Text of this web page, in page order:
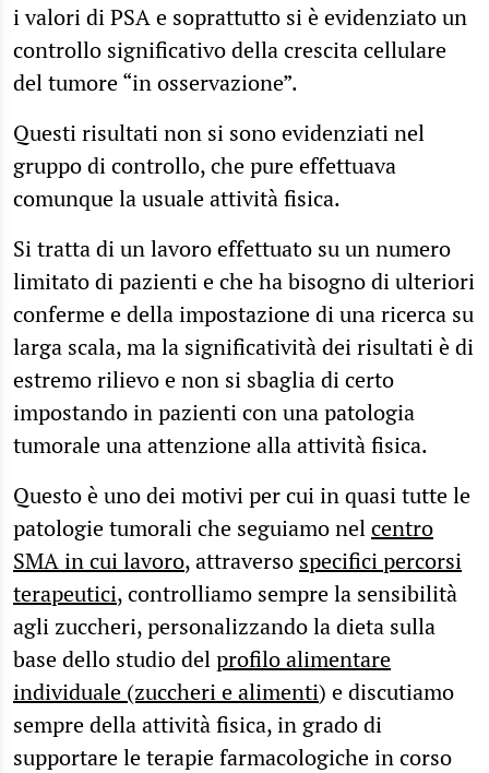
i valori di PSA e soprattutto si è evidenziato un
controllo significativo della crescita cellulare
del tumore “in osservazione”.
Questi risultati non si sono evidenziati nel
gruppo di controllo, che pure effettuava
comunque la usuale attività fisica.
Si tratta di un lavoro effettuato su un numero
limitato di pazienti e che ha bisogno di ulteriori
conferme e della impostazione di una ricerca su
larga scala, ma la significatività dei risultati è di
estremo rilievo e non si sbaglia di certo
impostando in pazienti con una patologia
tumorale una attenzione alla attività fisica.
Questo è uno dei motivi per cui in quasi tutte le
patologie tumorali che seguiamo nelcentro
SMA in cui lavoro, attraverso specifici percorsi
terapeutici, controlliamo sempre la sensibilità
agli zuccheri, personalizzando la dieta sulla
base dello studio delprofilo alimentare
individuale (zuccheri e alimenti) e discutiamo
sempre della attività fisica, in grado di
supportare le terapie farmacologiche in corso